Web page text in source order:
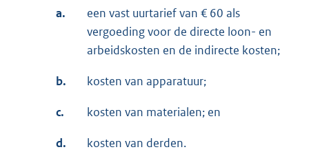
a.
een vast uurtarief van € 60 als
vergoeding voor de directe loon- en
arbeidskosten en de indirecte kosten;
b. kosten van apparatuur;
c. kosten van materialen; en
d. kosten van derden.